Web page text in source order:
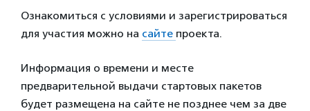
Ознакомиться с условиями и зарегистрироваться
для участия можно на сайте проекта.
Информация о времени и месте
предварительной выдачи стартовых пакетов
будет размещена на сайте не позднее чем за две